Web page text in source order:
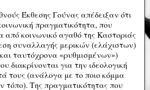
Έκθεσης Γούνας απέδειξαν ότι
πραγματικότητα, που
από κοινωνικό αγαθό της Καστοριάς
συναλλαγής μερικών (ελάχιστων)
ταυτόχρονα «ρυθμισμένων»)
διακρίνονται για την ιδεολογική
τους (ανάλογα με το ποιο κόμμα
τόπο). Της πραγματικότητας που